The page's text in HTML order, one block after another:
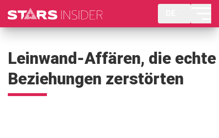
Leinwand-Affären, die echte
Beziehungen zerstörten